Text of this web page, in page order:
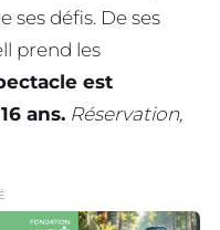
ses défis. De ses
prend les
est
ans. Réservation,